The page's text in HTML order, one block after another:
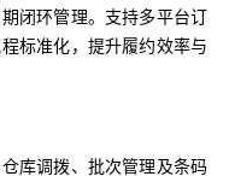
闭环管理。支持多平台订
标准化，提升履约效率与
库调拨、批次管理及条码